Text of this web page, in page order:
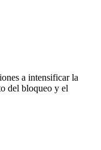
a intensificar la
del bloqueo y el